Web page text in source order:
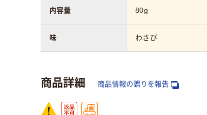
内容量 80g
味 わさび
商品詳細 商品情報の誤りを報告